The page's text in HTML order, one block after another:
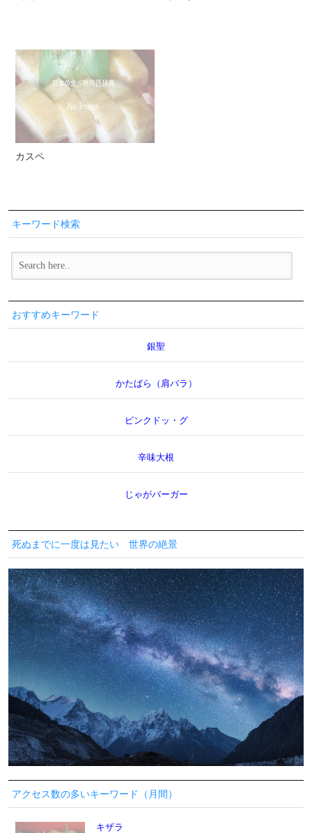
カスペ
キーワード検索
おすすめキーワード
銀聖
かたばら（肩バラ）
ピンクドッ・グ
辛味大根
じゃがバーガー
死ぬまでに一度は見たい 世界の絶景
アクセス数の多いキーワード（月間）
キザラ